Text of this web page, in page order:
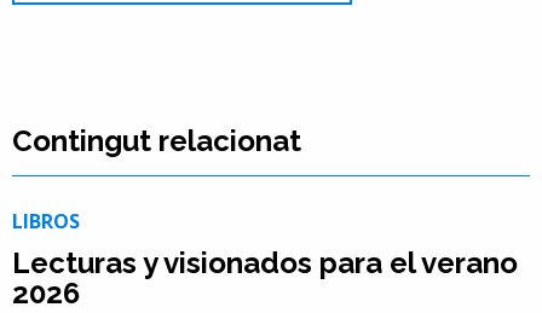
Contingut relacionat
LIBROS
Lecturas y visionados para el verano
2026